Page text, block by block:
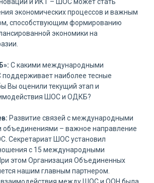
экономических процессов и важным
способствующим формированию
экономики на
С какими международными
наиболее тесные
Вы оценили текущий этап и
ШОС и ОДКБ?
Развитие связей с международными
объединениями – важное направление
Секретариат ШОС установил
с 15 международными
этом Организация Объединенных
нашим главным партнером.